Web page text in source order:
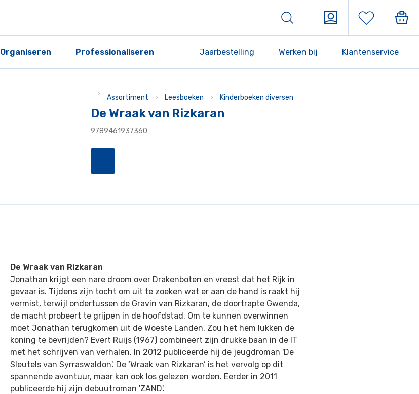
Organiseren Professionaliseren Jaarbestelling Werken bij Klantenservice
Assortiment Leesboeken Kinderboeken diversen
De Wraak van Rizkaran
9789461937360
De Wraak van Rizkaran
Jonathan krijgt een nare droom over Drakenboten en vreest dat het Rijk in
gevaar is. Tijdens zijn tocht om uit te zoeken wat er aan de hand is raakt hij
vermist, terwijl ondertussen de Gravin van Rizkaran, de doortrapte Gwenda,
de macht probeert te grijpen in de hoofdstad. Om te kunnen overwinnen
moet Jonathan terugkomen uit de Woeste Landen. Zou het hem lukken de
koning te bevrijden? Evert Ruijs (1967) combineert zijn drukke baan in de IT
met het schrijven van verhalen. In 2012 publiceerde hij de jeugdroman 'De
Sleutels van Syrraswaldon'. De ‘Wraak van Rizkaran’ is het vervolg op dit
spannende avontuur, maar kan ook los gelezen worden. Eerder in 2011
publiceerde hij zijn debuutroman 'ZAND'.